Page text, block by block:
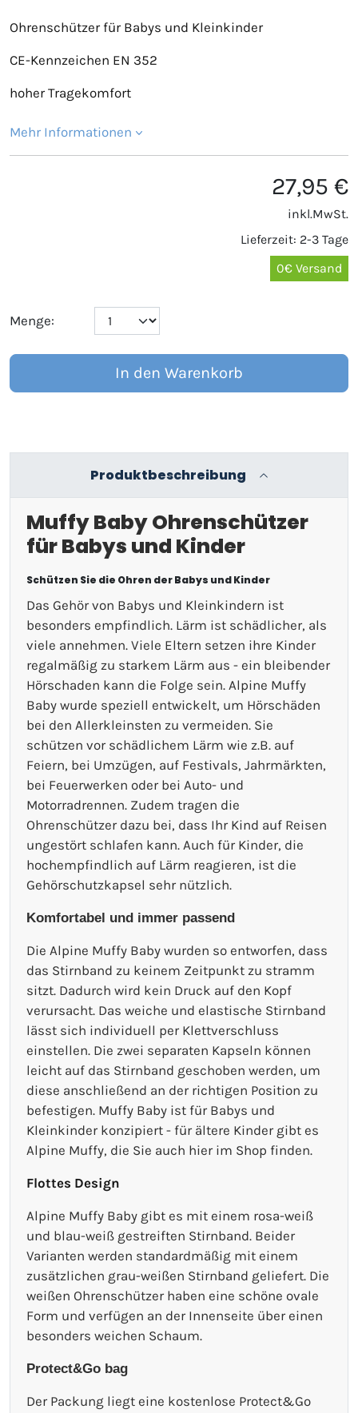
Ohrenschützer für Babys und Kleinkinder
CE-Kennzeichen EN 352
hoher Tragekomfort
Mehr Informationen
27,95 €
inkl.MwSt.
Lieferzeit: 2-3 Tage
0€ Versand
Menge:
In den Warenkorb
Produktbeschreibung
Muffy Baby Ohrenschützer
für Babys und Kinder
Schützen Sie die Ohren der Babys und Kinder
Das Gehör von Babys und Kleinkindern ist
besonders empfindlich. Lärm ist schädlicher, als
viele annehmen. Viele Eltern setzen ihre Kinder
regalmäßig zu starkem Lärm aus - ein bleibender
Hörschaden kann die Folge sein. Alpine Muffy
Baby wurde speziell entwickelt, um Hörschäden
bei den Allerkleinsten zu vermeiden. Sie
schützen vor schädlichem Lärm wie z.B. auf
Feiern, bei Umzügen, auf Festivals, Jahrmärkten,
bei Feuerwerken oder bei Auto- und
Motorradrennen. Zudem tragen die
Ohrenschützer dazu bei, dass Ihr Kind auf Reisen
ungestört schlafen kann. Auch für Kinder, die
hochempfindlich auf Lärm reagieren, ist die
Gehörschutzkapsel sehr nützlich.
Komfortabel und immer passend
Die Alpine Muffy Baby wurden so entworfen, dass
das Stirnband zu keinem Zeitpunkt zu stramm
sitzt. Dadurch wird kein Druck auf den Kopf
verursacht. Das weiche und elastische Stirnband
lässt sich individuell per Klettverschluss
einstellen. Die zwei separaten Kapseln können
leicht auf das Stirnband geschoben werden, um
diese anschließend an der richtigen Position zu
befestigen. Muffy Baby ist für Babys und
Kleinkinder konzipiert - für ältere Kinder gibt es
Alpine Muffy, die Sie auch hier im Shop finden.
Flottes Design
Alpine Muffy Baby gibt es mit einem rosa-weiß
und blau-weiß gestreiften Stirnband. Beider
Varianten werden standardmäßig mit einem
zusätzlichen grau-weißen Stirnband geliefert. Die
weißen Ohrenschützer haben eine schöne ovale
Form und verfügen an der Innenseite über einen
besonders weichen Schaum.
Protect&Go bag
Der Packung liegt eine kostenlose Protect&Go